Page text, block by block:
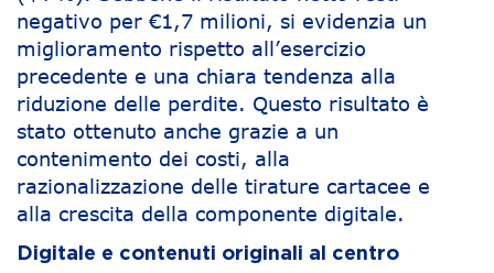
negativo per €1,7 milioni, si evidenzia un
miglioramento rispetto all’esercizio
precedente e una chiara tendenza alla
riduzione delle perdite. Questo risultato è
stato ottenuto anche grazie a un
contenimento dei costi, alla
razionalizzazione delle tirature cartacee e
alla crescita della componente digitale.
Digitale e contenuti originali al centro